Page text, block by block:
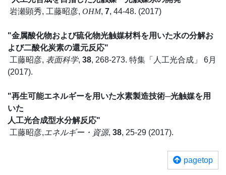
岩瀬顕秀, 工藤昭彦, OHM, 7, 44-48. (2017)
"金属酸化物および硫化物光触媒材料を用いた水の分解お
よび二酸化炭素の還元反応"
工藤昭彦, 表面科学, 38, 268-273. 特集「人工光合成」 6月
(2017).
"再生可能エネルギーを用いた水素製造技術─光触媒を用
いた
人工光合成型水分解反応"
工藤昭彦,エネルギー・資源, 38, 25-29 (2017).
pagetop